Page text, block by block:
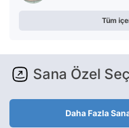
Tüm
Sana Özel
Daha Fazla